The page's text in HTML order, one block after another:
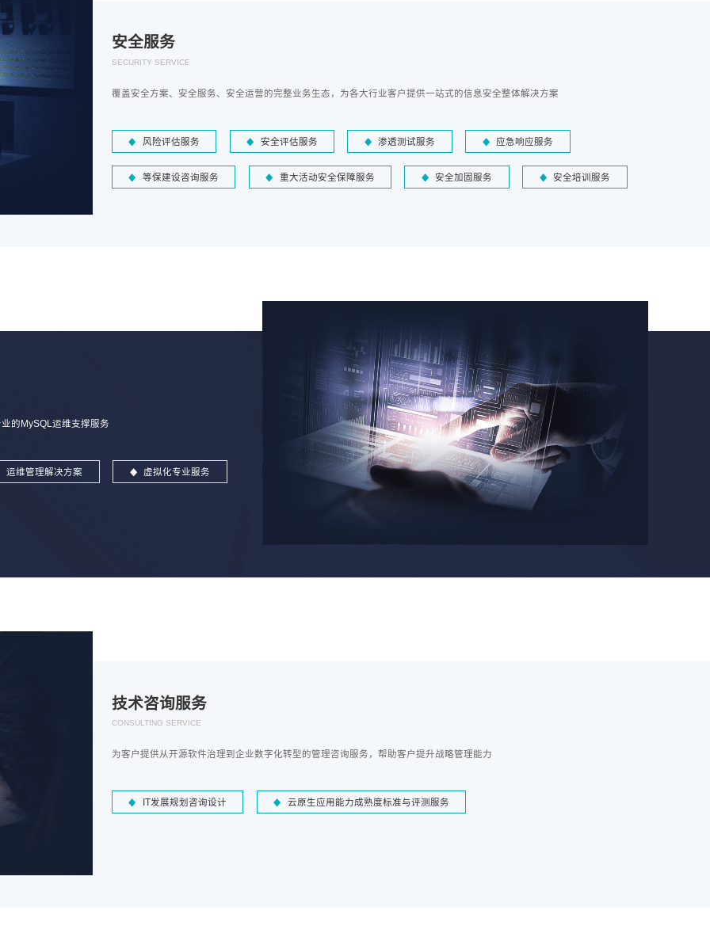
安全服务
SECURITY SERVICE
覆盖安全方案、安全服务、安全运营的完整业务生态，为各大行业客户提供一站式的信息安全整体解决方案
风险评估服务 安全评估服务 渗透测试服务 应急响应服务
等保建设咨询服务 重大活动安全保障服务 安全加固服务 安全培训服务
的MySQL运维支撑服务
运维管理解决方案 虚拟化专业服务
技术咨询服务
CONSULTING SERVICE
为客户提供从开源软件治理到企业数字化转型的管理咨询服务，帮助客户提升战略管理能力
IT发展规划咨询设计 云原生应用能力成熟度标准与评测服务